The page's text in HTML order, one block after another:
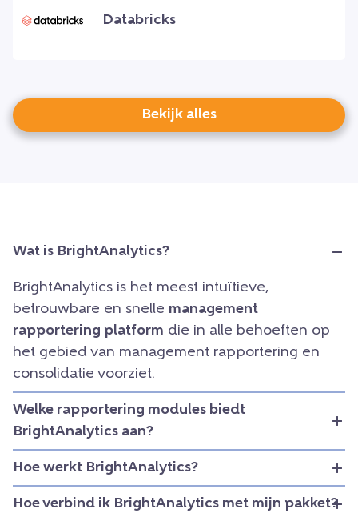
Databricks
Bekijk alles
Wat is BrightAnalytics?
BrightAnalytics is het meest intuïtieve,
betrouwbare en snelle management
rapportering platform die in alle behoeften op
het gebied van management rapportering en
consolidatie voorziet.
Welke rapportering modules biedt
BrightAnalytics aan?
Hoe werkt BrightAnalytics?
Hoe verbind ik BrightAnalytics met mijn pakket?